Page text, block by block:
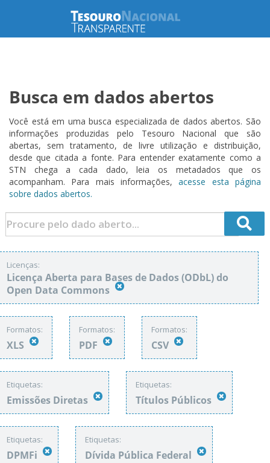
Busca em dados abertos
Você está em uma busca especializada de dados abertos. São
informações produzidas pelo Tesouro Nacional que são
abertas, sem tratamento, de livre utilização e distribuição,
desde que citada a fonte. Para entender exatamente como a
STN chega a cada dado, leia os metadados que os
acompanham. Para mais informações,acesse esta página
sobre dados abertos.
Licenças:
Licença Aberta para Bases de Dados (ODbL) do
Open Data Commons
Formatos:
XLS
Formatos:
PDF
Formatos:
CSV
Etiquetas:
Emissões Diretas
Etiquetas:
Títulos Públicos
Etiquetas:
DPMFi
Etiquetas:
Dívida Pública Federal